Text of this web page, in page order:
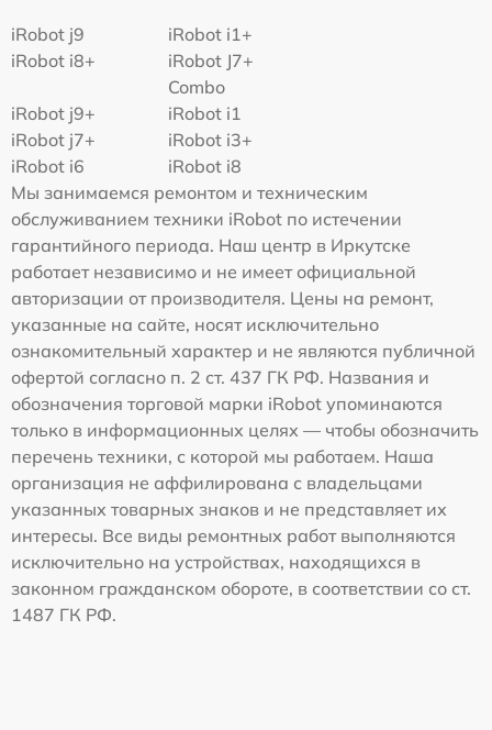
iRobot j9
iRobot i1+
iRobot i8+
iRobot J7+
Combo
iRobot j9+
iRobot i1
iRobot j7+
iRobot i3+
iRobot i6
iRobot i8
Мы занимаемся ремонтом и техническим
обслуживанием техники iRobot по истечении
гарантийного периода. Наш центр в Иркутске
работает независимо и не имеет официальной
авторизации от производителя. Цены на ремонт,
указанные на сайте, носят исключительно
ознакомительный характер и не являются публичной
офертой согласно п. 2 ст. 437 ГК РФ. Названия и
обозначения торговой марки iRobot упоминаются
только в информационных целях — чтобы обозначить
перечень техники, с которой мы работаем. Наша
организация не аффилирована с владельцами
указанных товарных знаков и не представляет их
интересы. Все виды ремонтных работ выполняются
исключительно на устройствах, находящихся в
законном гражданском обороте, в соответствии со ст.
1487 ГК РФ.